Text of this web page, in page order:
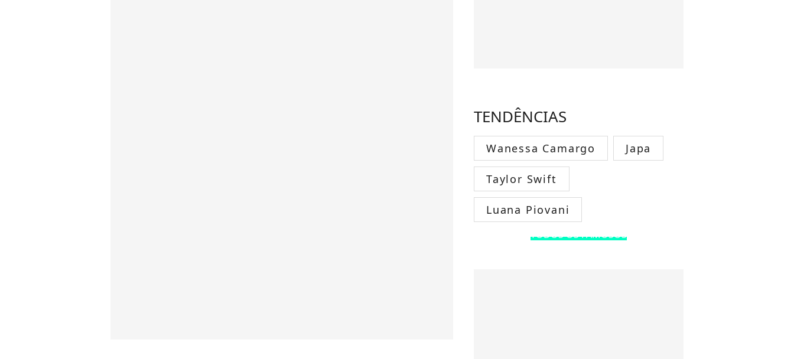
TENDÊNCIAS
Wanessa Camargo Japa
Taylor Swift
Luana Piovani
TODOS OS FAMOSOS